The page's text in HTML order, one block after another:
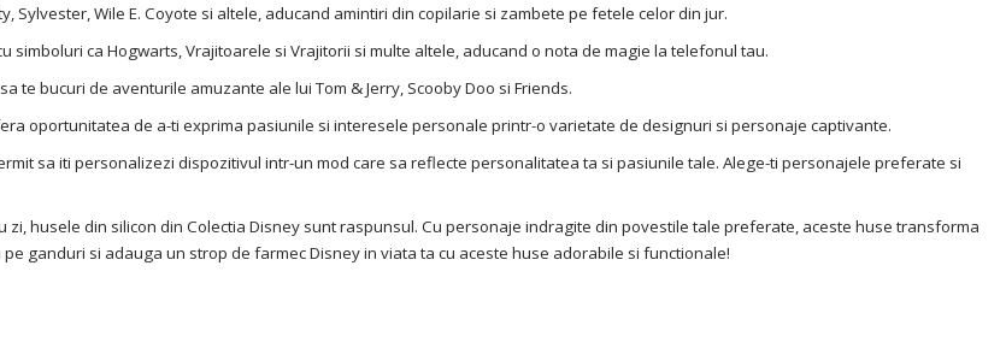
Sylvester, Wile E. Coyote si altele, aducand amintiri din copilarie si zambete pe fetele celor din jur.
ca Hogwarts, Vrajitoarele si Vrajitorii si multe altele, aducand o nota de magie la telefonul tau.
bucuri de aventurile amuzante ale lui Tom & Jerry, Scooby Doo si Friends.
oportunitatea de a-ti exprima pasiunile si interesele personale printr-o varietate de designuri si personaje captivante.
sa iti personalizezi dispozitivul intr-un mod care sa reflecte personalitatea ta si pasiunile tale. Alege-ti personajele preferate si
husele din silicon din Colectia Disney sunt raspunsul. Cu personaje indragite din povestile tale preferate, aceste huse transforma
ganduri si adauga un strop de farmec Disney in viata ta cu aceste huse adorabile si functionale!